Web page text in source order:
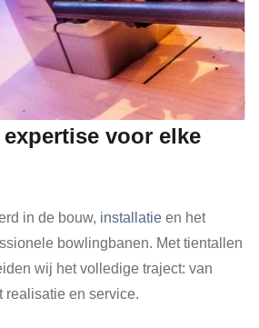
voor elke
in de bouw, installatie en het
bowlingbanen. Met tientallen
wij het volledige traject: van
realisatie en service.